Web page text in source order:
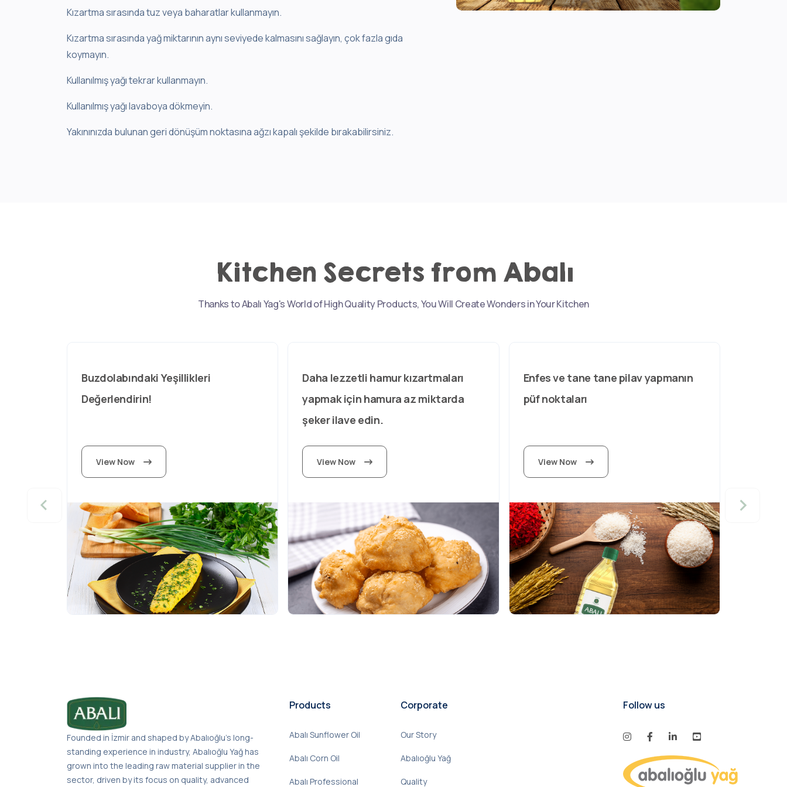
Kızartma sırasında tuz veya baharatlar kullanmayın.
Kızartma sırasında yağ miktarının aynı seviyede kalmasını sağlayın, çok fazla gıda
koymayın.
Kullanılmış yağı tekrar kullanmayın.
Kullanılmış yağı lavaboya dökmeyin.
Yakınınızda bulunan geri dönüşüm noktasına ağzı kapalı şekilde bırakabilirsiniz.
Kitchen Secrets from Abalı
Thanks to Abalı Yag's World of High Quality Products, You Will Create Wonders in Your Kitchen
Buzdolabındaki Yeşillikleri
Değerlendirin!
View Now
Daha lezzetli hamur kızartmaları
yapmak için hamura az miktarda
şeker ilave edin.
View Now
Enfes ve tane tane pilav yapmanın
püf noktaları
View Now
Founded in İzmir and shaped by Abalıoğlu’s long-
standing experience in industry, Abalıoğlu Yağ has
grown into the leading raw material supplier in the
sector, driven by its focus on quality, advanced
Products
Abalı Sunflower Oil
Abalı Corn Oil
Abalı Professional
Corporate
Our Story
Abalıoğlu Yağ
Quality
Follow us